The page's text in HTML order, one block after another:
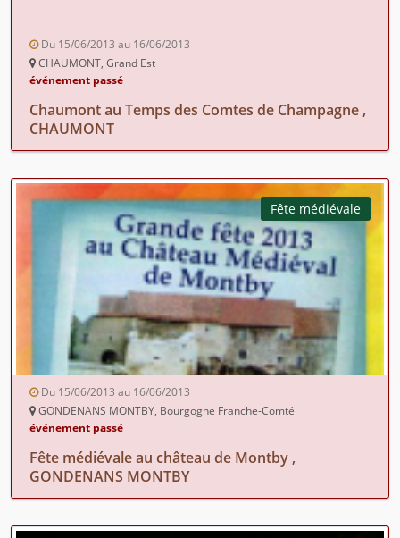
Du 15/06/2013 au 16/06/2013
CHAUMONT, Grand Est
événement passé
Chaumont au Temps des Comtes de Champagne ,
CHAUMONT
Fête médiévale
Du 15/06/2013 au 16/06/2013
GONDENANS MONTBY, Bourgogne Franche-Comté
événement passé
Fête médiévale au château de Montby ,
GONDENANS MONTBY